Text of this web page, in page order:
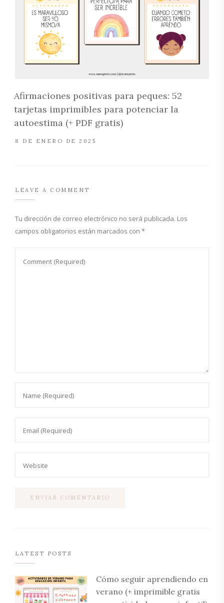
Afirmaciones positivas para peques: 52
tarjetas imprimibles para potenciar la
autoestima (+ PDF gratis)
8 DE ENERO DE 2025
LEAVE A COMMENT
Tu dirección de correo electrónico no será publicada. Los
campos obligatorios están marcados con *
LATEST POSTS
Cómo seguir aprendiendo en
verano (+ imprimible gratis